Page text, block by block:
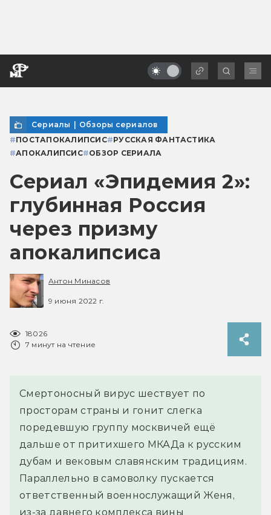
Сериалы | Обзоры сериалов
#ПОСТАПОКАЛИПСИС#РУССКАЯ ФАНТАСТИКА
#АПОКАЛИПСИС#ОБЗОР СЕРИАЛА
Сериал «Эпидемия 2»:
глубинная Россия
через призму
апокалипсиса
Антон Минасов
9 июня 2022 г.
18026
7 минут на чтение
Смертоносный вирус шествует по
просторам страны и гонит слегка
поредевшую группу москвичей ещё
дальше от притихшего МКАДа к русским
дубам и вековым славянским традициям.
Параллельно в самоволку пускается
ответственный военнослужащий Женя,
из-за давнего комплекса вины